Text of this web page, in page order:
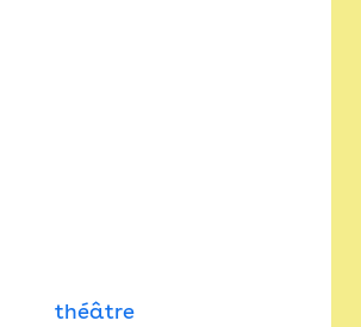
théâtre